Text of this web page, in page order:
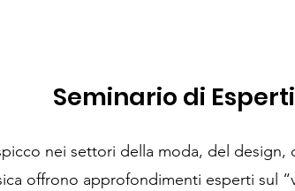
Seminario di
nei settori della moda, del design,
offrono approfondimenti esperti sul